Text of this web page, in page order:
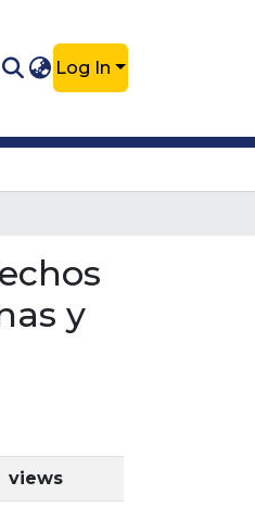
Log In
y
views